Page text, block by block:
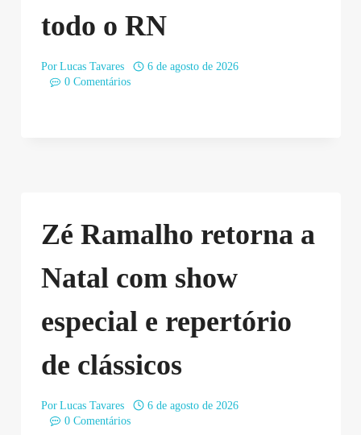
todo o RN
Por Lucas Tavares
6 de agosto de 2026
0 Comentários
Zé Ramalho retorna a
Natal com show
especial e repertório
de clássicos
Por Lucas Tavares
6 de agosto de 2026
0 Comentários